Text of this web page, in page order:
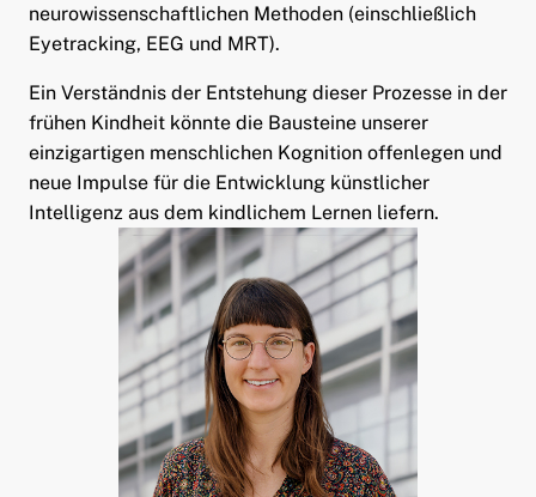
neurowissenschaftlichen Methoden (einschließlich
Eyetracking, EEG und MRT).
Ein Verständnis der Entstehung dieser Prozesse in der
frühen Kindheit könnte die Bausteine unserer
einzigartigen menschlichen Kognition offenlegen und
neue Impulse für die Entwicklung künstlicher
Intelligenz aus dem kindlichem Lernen liefern.